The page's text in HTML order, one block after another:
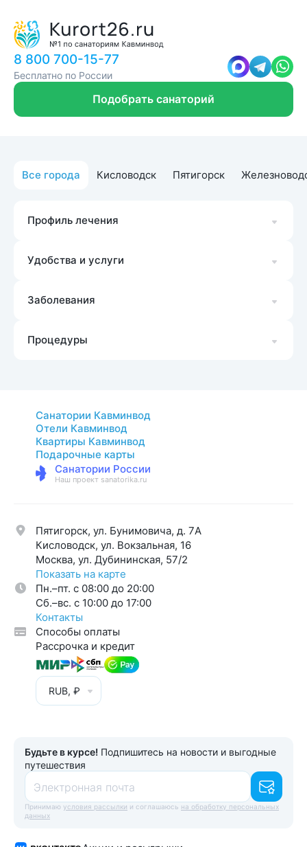
8 800 700-15-77
Бесплатно по России
Подобрать санаторий
Все города Кисловодск Пятигорск
Профиль лечения
Удобства и услуги
Заболевания
Процедуры
Санатории Кавминвод
Отели Кавминвод
Квартиры Кавминвод
Подарочные карты
Санатории России
Наш проект sanatorika.ru
Пятигорск, ул. Бунимовича, д. 7A
Кисловодск, ул. Вокзальная, 16
Москва, ул. Дубининская, 57/2
Показать на карте
Пн.–пт. с 08:00 до 20:00
Cб.–вс. с 10:00 до 17:00
Контакты
Способы оплаты
Рассрочка и кредит
RUB, ₽
Будьте в курсе! Подпишитесь на новости и выгодные
путешествия
Электронная почта
Принимаю условия рассылки и соглашаюсь на обработку персональных
данных